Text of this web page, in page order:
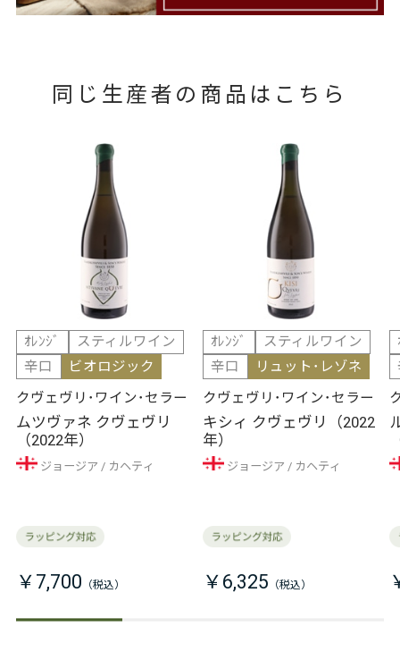
同じ生産者の商品はこちら
ｵﾚﾝｼﾞ
スティルワイン
辛口
ビオロジック
クヴェヴリ･ワイン･セラー
ムツヴァネ クヴェヴリ
（2022年）
ジョージア カヘティ
￥7,700
ｵﾚﾝｼﾞ
スティルワイン
辛口
リュット･レゾネ
クヴェヴリ･ワイン･セラー
キシィ クヴェヴリ（2022
年）
ジョージア カヘティ
￥6,325